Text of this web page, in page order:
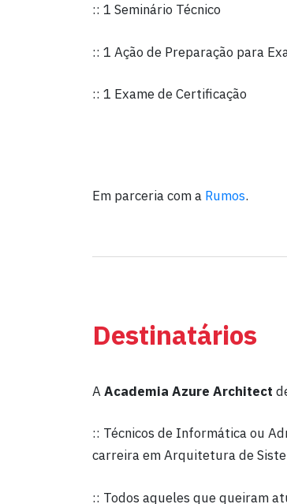
:: 1 Seminário Técnico
:: 1 Ação de Preparação para
:: 1 Exame de Certificação
Em parceria com a Rumos.
Destinatários
AAcademia Azure Architect
:: Técnicos de Informática ou
carreira em Arquitetura de
:: Todos aqueles que queiram